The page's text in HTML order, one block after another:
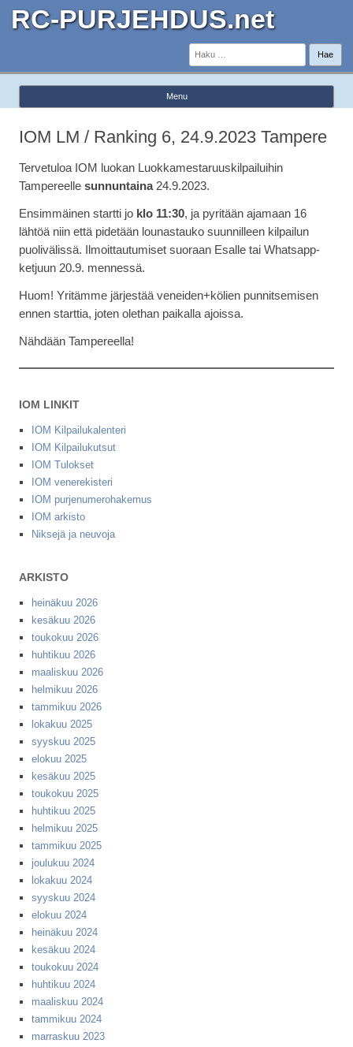
RC-PURJEHDUS.net
Haku:
Menu
IOM LM / Ranking 6, 24.9.2023 Tampere
Tervetuloa IOM luokan Luokkamestaruuskilpailuihin
Tampereelle sunnuntaina24.9.2023.
Ensimmäinen startti jo klo 11:30, ja pyritään ajamaan 16
lähtöä niin että pidetään lounastauko suunnilleen kilpailun
puolivälissä. Ilmoittautumiset suoraan Esalle tai Whatsapp-
ketjuun 20.9. mennessä.
Huom! Yritämme järjestää veneiden+kölien punnitsemisen
ennen starttia, joten olethan paikalla ajoissa.
Nähdään Tampereella!
IOM LINKIT
IOM Kilpailukalenteri
IOM Kilpailukutsut
IOM Tulokset
IOM venerekisteri
IOM purjenumerohakemus
IOM arkisto
Niksejä ja neuvoja
ARKISTO
heinäkuu 2026
kesäkuu 2026
toukokuu 2026
huhtikuu 2026
maaliskuu 2026
helmikuu 2026
tammikuu 2026
lokakuu 2025
syyskuu 2025
elokuu 2025
kesäkuu 2025
toukokuu 2025
huhtikuu 2025
helmikuu 2025
tammikuu 2025
joulukuu 2024
lokakuu 2024
syyskuu 2024
elokuu 2024
heinäkuu 2024
kesäkuu 2024
toukokuu 2024
huhtikuu 2024
maaliskuu 2024
tammikuu 2024
marraskuu 2023